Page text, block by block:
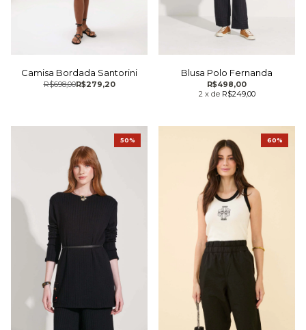
Camisa Bordada Santorini
R$279,20
R$698,00
Blusa Polo Fernanda
R$498,00
2 x de R$249,00
50% 60%